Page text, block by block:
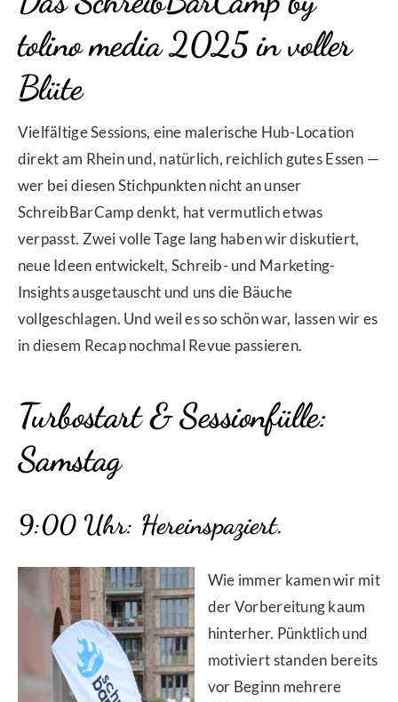
tolino media 2025 in voller
Blüte
Vielfältige Sessions, eine malerische Hub-Location
direkt am Rhein und, natürlich, reichlich gutes Essen —
wer bei diesen Stichpunkten nicht an unser
SchreibBarCamp denkt, hat vermutlich etwas
verpasst. Zwei volle Tage lang haben wir diskutiert,
neue Ideen entwickelt, Schreib- und Marketing-
Insights ausgetauscht und uns die Bäuche
vollgeschlagen. Und weil es so schön war, lassen wir es
in diesem Recap nochmal Revue passieren.
Turbostart & Sessionfülle:
Samstag
9:00 Uhr: Hereinspaziert.
Wie immer kamen wir mit
der Vorbereitung kaum
hinterher. Pünktlich und
motiviert standen bereits
vor Beginn mehrere